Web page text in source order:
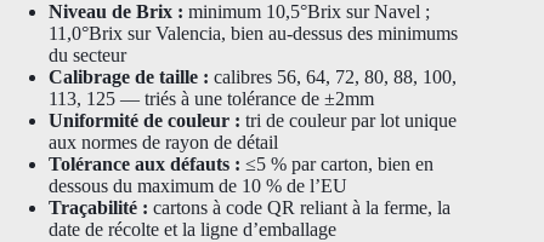
Niveau de Brix : minimum 10,5°Brix sur Navel ;
11,0°Brix sur Valencia, bien au-dessus des minimums
du secteur
Calibrage de taille : calibres 56, 64, 72, 80, 88, 100,
113, 125 — triés à une tolérance de ±2mm
Uniformité de couleur : tri de couleur par lot unique
aux normes de rayon de détail
Tolérance aux défauts : ≤5 % par carton, bien en
dessous du maximum de 10 % de l’EU
Traçabilité : cartons à code QR reliant à la ferme, la
date de récolte et la ligne d’emballage